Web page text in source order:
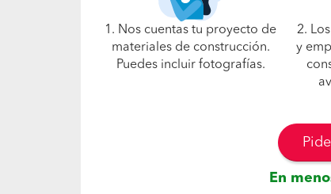
1. Nos cuentas tu proyecto de
materiales de construcción.
Puedes incluir fotografías.
2.
y
En